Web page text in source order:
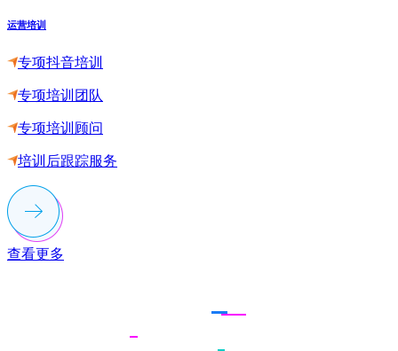
运营培训
专项抖音培训
专项培训团队
专项培训顾问
培训后跟踪服务
查看更多